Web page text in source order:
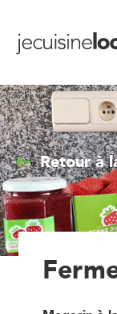
Retour à